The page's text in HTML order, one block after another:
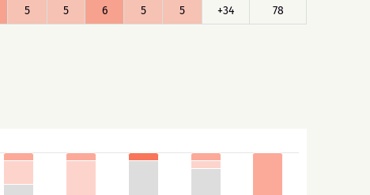
5 5 6 5 5 +34 78